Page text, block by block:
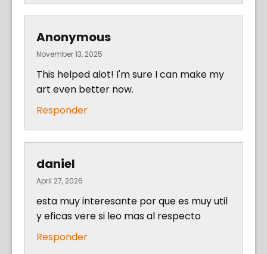
Anonymous
November 13, 2025
This helped alot! I'm sure I can make my
art even better now.
Responder
daniel
April 27, 2026
esta muy interesante por que es muy util
y eficas vere si leo mas al respecto
Responder